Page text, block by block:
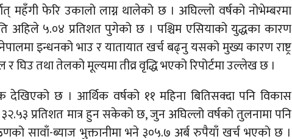
महँगी फेरि उकालो लाग्न थालेको छ । अघिल्लो वर्षको नोभेम्बरमा
अहिले ५.०४ प्रतिशत पुगेको छ । पश्चिम एसियाको युद्धका कारण
इन्धनको भाउ र यातायात खर्च बढ्नु यसको मुख्य कारण राष्ट्र
तथा तेलको मूल्यमा तीव्र वृद्धि भएको रिपोर्टमा उल्लेख छ ।
देखिएको छ । आर्थिक वर्षको ११ महिना बितिसक्दा पनि विकास
प्रतिशत मात्र हुन सकेको छ, जुन अघिल्लो वर्षको तुलनामा पनि
सावाँ-ब्याज भुक्तानीमा भने ३०५.७ अर्ब रुपैयाँ खर्च भएको छ ।